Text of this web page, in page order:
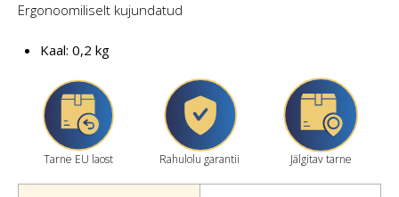
Ergonoomiliselt kujundatud
Kaal: 0,2 kg
Tarne EU laost Rahulolu garantii Jälgitav tarne